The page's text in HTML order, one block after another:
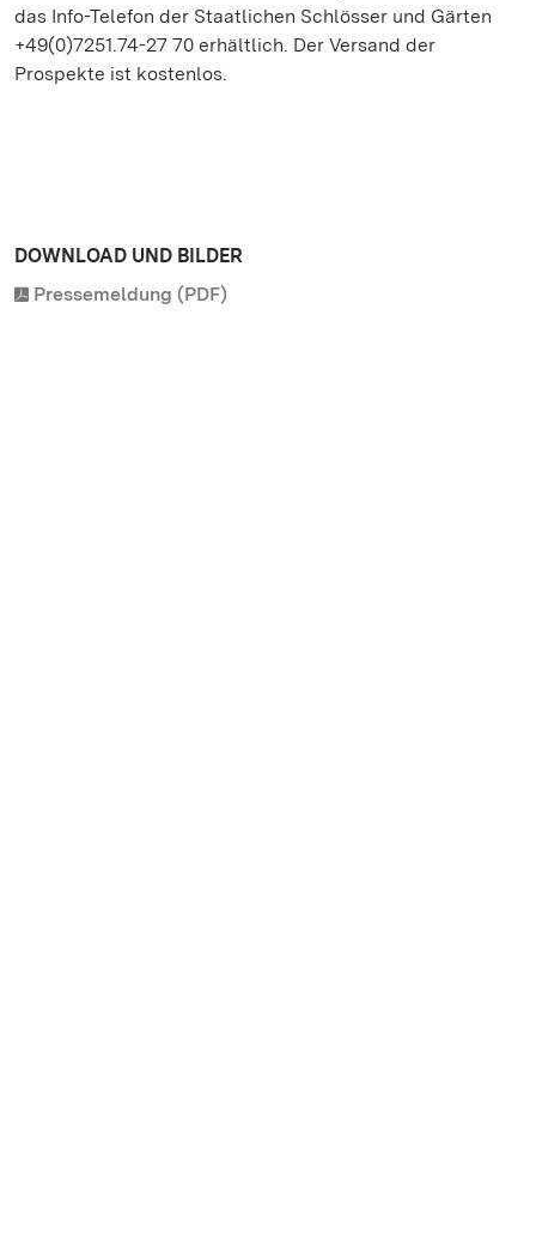
das Info-Telefon der Staatlichen Schlösser und Gärten
+49(0)7251.74-27 70 erhältlich. Der Versand der
Prospekte ist kostenlos.
DOWNLOAD UND BILDER
Pressemeldung (PDF)